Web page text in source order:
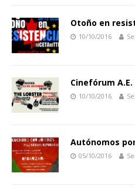
Otoño en
10/10/2016
Cinefórum
10/10/2016
Autónomos
05/10/2016